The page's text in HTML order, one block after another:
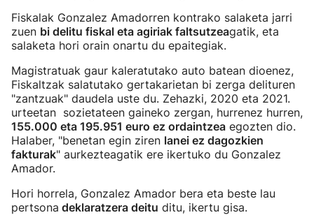
Fiskalak Gonzalez Amadorren kontrako salaketa jarri
zuen bi delitu fiskal eta agiriak faltsutzeagatik, eta
salaketa hori orain onartu du epaitegiak.
Magistratuak gaur kaleratutako auto batean dioenez,
Fiskaltzak salatutako gertakarietan bi zerga delituren
"zantzuak" daudela uste du. Zehazki, 2020 eta 2021.
urteetan sozietateen gaineko zergan, hurrenez hurren,
155.000 eta 195.951 euro ez ordaintzea egozten dio.
Halaber, "benetan egin ziren lanei ez dagozkien
fakturak" aurkezteagatik ere ikertuko du Gonzalez
Amador.
Hori horrela, Gonzalez Amador bera eta beste lau
pertsona deklaratzera deitu ditu, ikertu gisa.